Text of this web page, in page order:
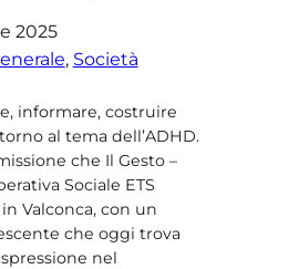
2025
, Società
informare, costruire
al tema dell’ADHD.
che Il Gesto –
Sociale ETS
Valconca, con un
che oggi trova
nel